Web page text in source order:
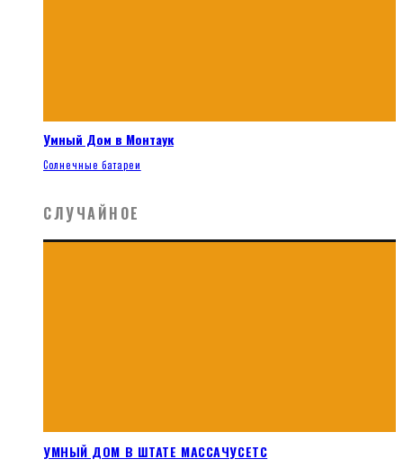
Умный Дом в Монтаук
Солнечные батареи
СЛУЧАЙНОЕ
УМНЫЙ ДОМ В ШТАТЕ МАССАЧУСЕТС